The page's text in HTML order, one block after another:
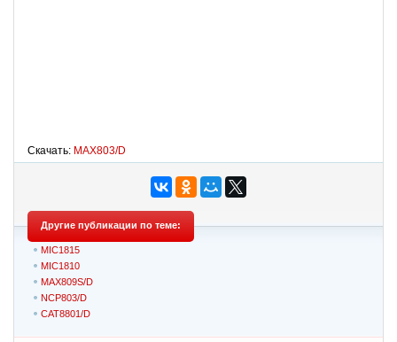
Скачать: MAX803/D
Другие публикации по теме:
MIC1815
MIC1810
MAX809S/D
NCP803/D
CAT8801/D